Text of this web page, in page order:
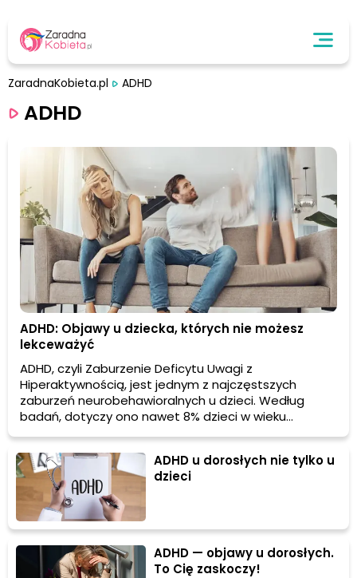
ZaradnaKobieta.pl ADHD
ADHD
ADHD: Objawy u dziecka, których nie możesz
lekceważyć
ADHD, czyli Zaburzenie Deficytu Uwagi z
Hiperaktywnością, jest jednym z najczęstszych
zaburzeń neurobehawioralnych u dzieci. Według
badań, dotyczy ono nawet 8% dzieci w wieku
wczesnoszkolnym. Czym dokładnie jest ADHD i jakie są
jego przyczyny? Jakie objawy mogą wskazywać na to
zaburzenie? Jak wygląda diagnoza, terapia i leczenie
ADHD? Odpowiemy na te pytania w poniższym
artykule.
ADHD u dorosłych nie tylko u
dzieci
ADHD — objawy u dorosłych.
To Cię zaskoczy!